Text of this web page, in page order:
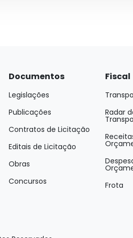
Documentos
Legislações
Publicações
Contratos de Licitação
Editais de Licitação
Obras
Concursos
Fiscal
Radar
Frota